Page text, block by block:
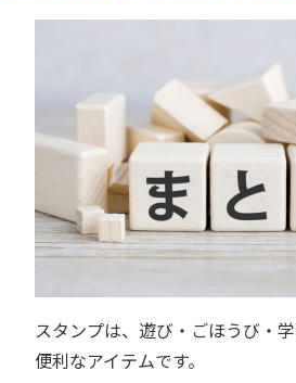
スタンプは、遊び・ごほうび・
便利なアイテムです。